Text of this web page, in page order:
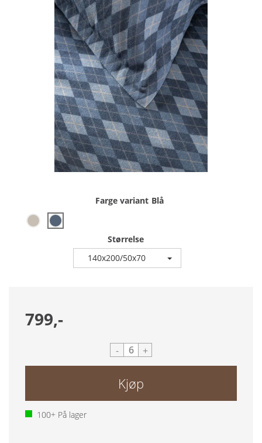
Farge variant Blå
Størrelse
140x200/50x70
799,-
- +
Kjøp
100+ På lager